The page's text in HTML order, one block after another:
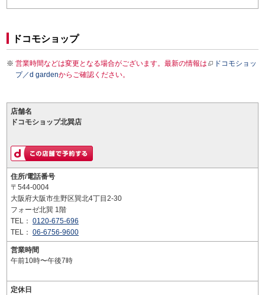
ドコモショップ
営業時間などは変更となる場合がございます。最新の情報は
ドコモショッ
プ／d gardenからご確認ください。
店舗名
ドコモショップ北巽店
住所/電話番号
〒544-0004
大阪府大阪市生野区巽北4丁目2-30
フォーゼ北巽 1階
TEL： 0120-675-696
TEL： 06-6756-9600
営業時間
午前10時〜午後7時
定休日